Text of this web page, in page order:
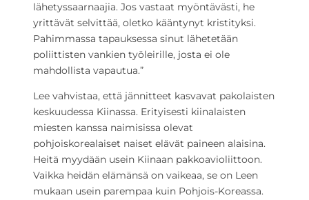
lähetyssaarnaajia. Jos vastaat myöntävästi, he
yrittävät selvittää, oletko kääntynyt kristityksi.
Pahimmassa tapauksessa sinut lähetetään
poliittisten vankien työleirille, josta ei ole
mahdollista vapautua.”
Lee vahvistaa, että jännitteet kasvavat pakolaisten
keskuudessa Kiinassa. Erityisesti kiinalaisten
miesten kanssa naimisissa olevat
pohjoiskorealaiset naiset elävät paineen alaisina.
Heitä myydään usein Kiinaan pakkoavioliittoon.
Vaikka heidän elämänsä on vaikeaa, se on Leen
mukaan usein parempaa kuin Pohjois-Koreassa.